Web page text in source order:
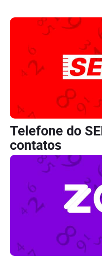
Telefone do
contatos